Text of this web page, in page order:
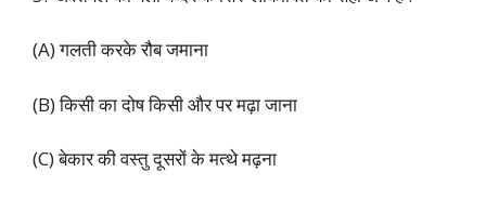
(A) गलती करके रौब जमाना
(B) किसी का दोष किसी और पर मढ़ा जाना
(C) बेकार की वस्तु दूसरों के मत्थे मढ़ना